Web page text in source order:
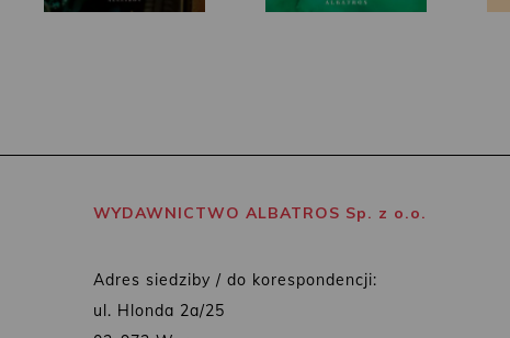
WYDAWNICTWO ALBATROS Sp. z o.o.
Adres siedziby / do korespondencji:
ul. Hlonda 2a/25